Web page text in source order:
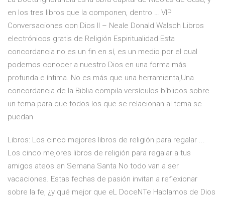
en los tres libros que la componen, dentro … VIP
Conversaciones con Dios II – Neale Donald Walsch Libros
electrónicos gratis de Religión Espiritualidad Esta
concordancia no es un fin en sí, es un medio por el cual
podemos conocer a nuestro Dios en una forma más
profunda e íntima. No es más que una herramienta,Una
concordancia de la Biblia compila versículos bíblicos sobre
un tema para que todos los que se relacionan al tema se
puedan
Libros: Los cinco mejores libros de religión para regalar ...
Los cinco mejores libros de religión para regalar a tus
amigos ateos en Semana Santa No todo van a ser
vacaciones. Estas fechas de pasión invitan a reflexionar
sobre la fe, ¿y qué mejor que eL DoceNTe Hablamos de Dios